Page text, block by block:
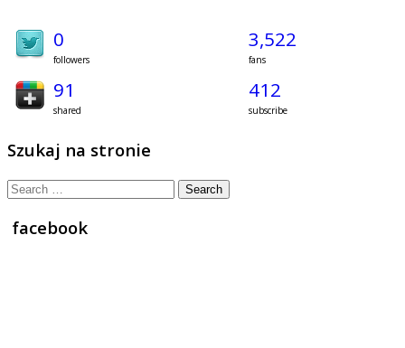
0
followers
3,522
fans
91
shared
412
subscribe
Szukaj na stronie
Search
facebook